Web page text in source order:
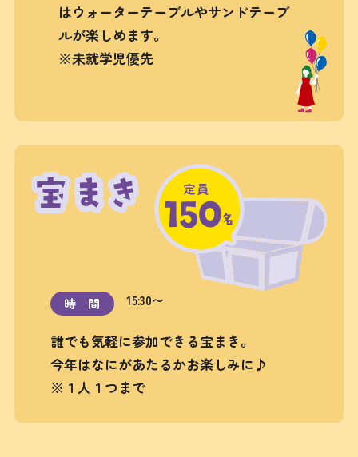
はウォーターテーブルやサンドテーブ
ルが楽しめます。
※未就学児優先
時間 15:30〜
誰でも気軽に参加できる宝まき。
今年はなにがあたるかお楽しみに♪
※１人１つまで